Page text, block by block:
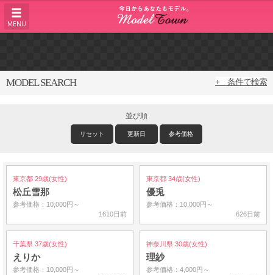
MENU
MODEL SEARCH + 条件で検索
並び順
リセット 更新日 参考価格
東京都 29歳(女性)
松丘雪那
参考価格：10,000円～
1610日前
東京都 34歳(女性)
優兎
参考価格：10,000円～
626日前
千葉県 37歳(女性)
えりか
参考価格：10,000円～
神奈川県 30歳(女性)
理紗
参考価格：4,000円～